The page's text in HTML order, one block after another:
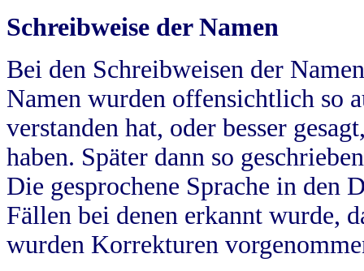
Schreibweise der Namen
Bei den Schreibweisen der
Namen wurden offensichtlich so
verstanden hat, oder besser
haben. Später dann so
Die gesprochene Sprache in
Fällen bei denen erkannt wurde,
wurden Korrekturen